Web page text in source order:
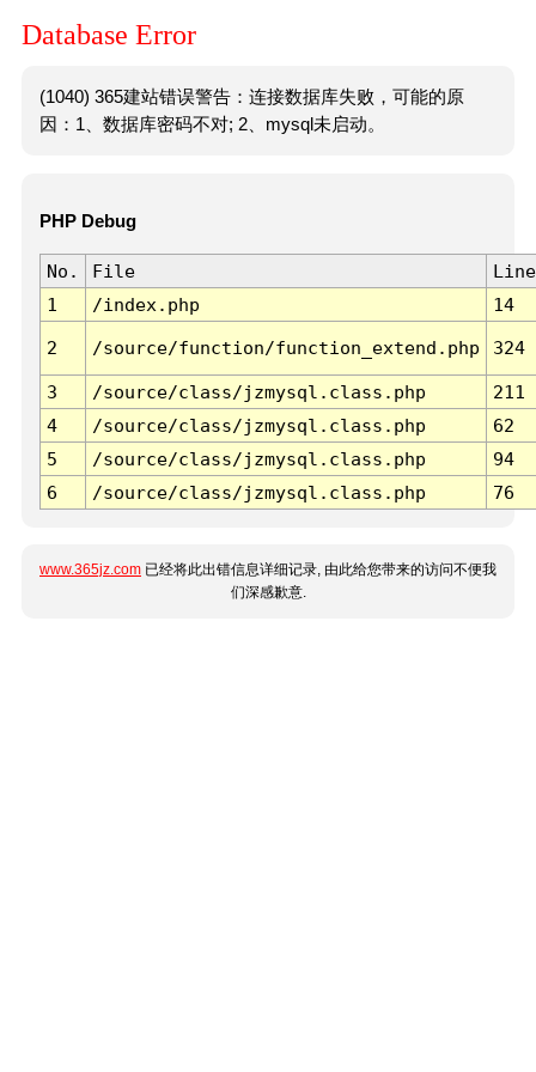
Database Error
(1040) 365建站错误警告：连接数据库失败，可能的原
因：1、数据库密码不对; 2、mysql未启动。
PHP Debug
No. File
Line
1
/index.php 14
2 /source/function/function_extend.php 324
3 /source/class/jzmysql.class.php
211
4
/source/class/jzmysql.class.php
62
5
/source/class/jzmysql.class.php
94
6
/source/class/jzmysql.class.php 76
www.365jz.com 已经将此出错信息详细记录, 由此给您带来的访问不便我
们深感歉意.